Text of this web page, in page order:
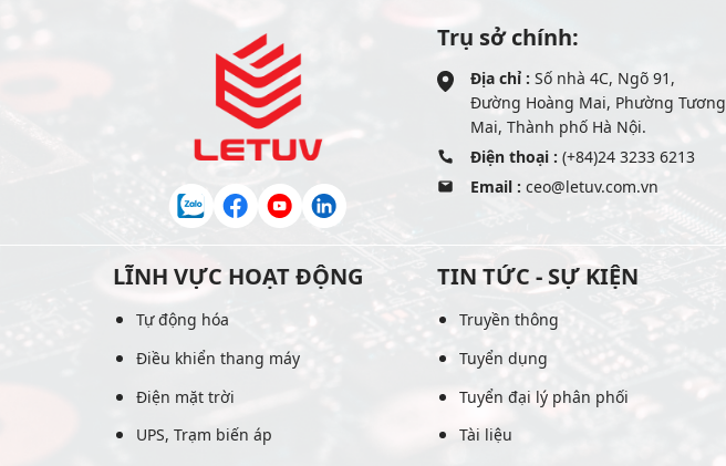
Trụ sở chính:
Địa chỉ : Số nhà 4C, Ngõ 91,
Đường Hoàng Mai, Phường Tương
Mai, Thành phố Hà Nội.
Điện thoại : (+84)24 3233 6213
Email : ceo@letuv.com.vn
LĨNH VỰC HOẠT ĐỘNG
Tự động hóa
Điều khiển thang máy
Điện mặt trời
UPS, Trạm biến áp
TIN TỨC - SỰ KIỆN
Truyền thông
Tuyển dụng
Tuyển đại lý phân phối
Tài liệu